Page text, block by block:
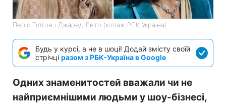
Періс Гілтон і Джаред Лето (колаж РБК-Україна)
Будь у курсі, а не в шоці! Додай змісту своїй
стрічці разом з РБК-Україна в Google
Одних знаменитостей вважали чи не
найприємнішими людьми у шоу-бізнесі,